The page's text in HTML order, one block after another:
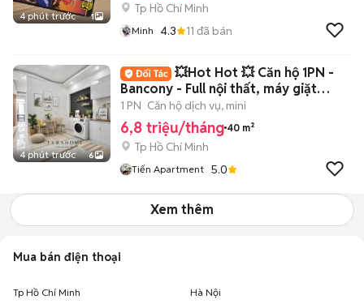
4 phút trước 1
Tp Hồ Chí Minh
Minh 4.3 11 đã bán
4 phút trước 6
💥Hot Hot 💥 Căn hộ 1PN -
Bancony - Full nội thất, máy giặt
riêng đây
1 PN Căn hộ dịch vụ, mini
6,8 triệu/tháng 40 m²
Tp Hồ Chí Minh
Tiến Apartment 5.0
Xem thêm
Mua bán điện thoại
Tp Hồ Chí Minh Hà Nội